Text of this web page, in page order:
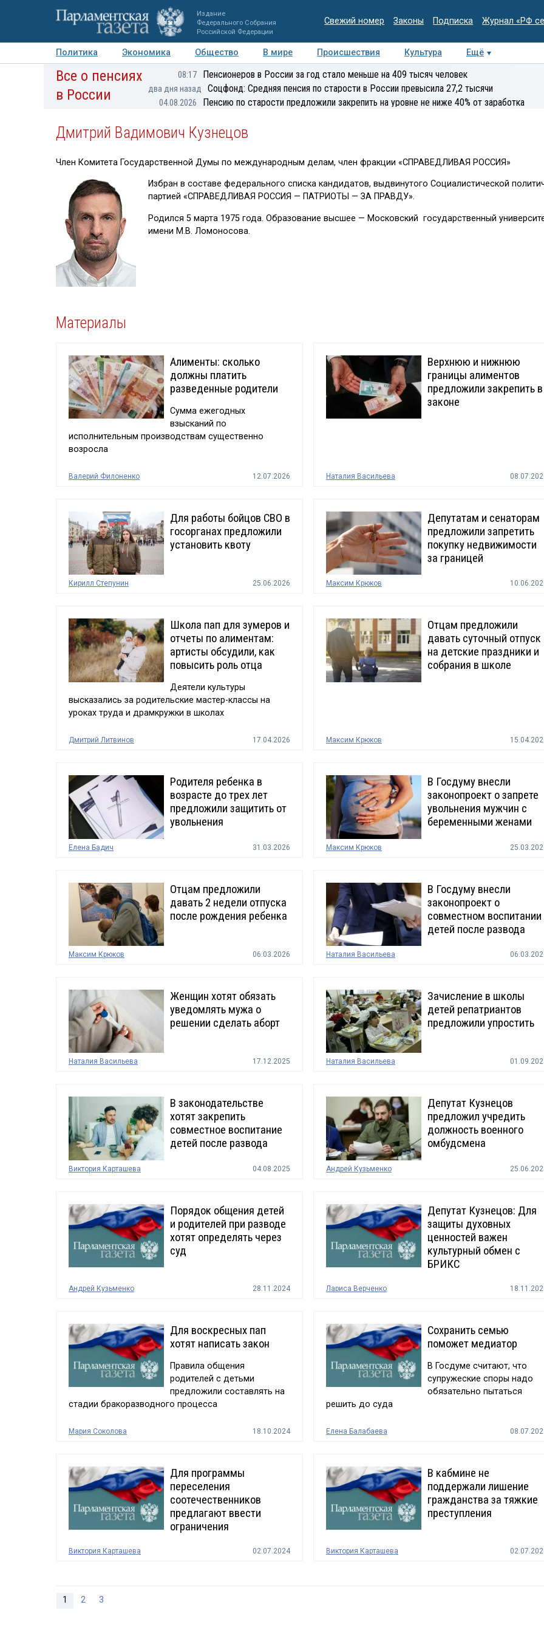
Издание
Федерального Собрания
Российской Федерации
Свежий номер Законы Подписка Журнал «РФ
Политика Экономика Общество В мире Происшествия Культура
Ещё
Авторы Персоны Мнения Регионы Медиацентр Интервью Колумнисты
Все о пенсиях
в России
08:17 Пенсионеров в России за год стало меньше на 409 тысяч человек
два дня назад Соцфонд: Средняя пенсия по старости в России превысила 27,2 тысячи
04.08.2026 Пенсию по старости предложили закрепить на уровне не ниже 40% от заработка
Дмитрий Вадимович Кузнецов
Член Комитета Государственной Думы по международным делам, член фракции «СПРАВЕДЛИВАЯ РОССИЯ»
Избран в составе федерального списка кандидатов, выдвинутого Социалистической
партией «СПРАВЕДЛИВАЯ РОССИЯ — ПАТРИОТЫ — ЗА ПРАВДУ».
Родился 5 марта 1975 года. Образование высшее — Московский государственный
имени М.В. Ломоносова.
Материалы
Алименты: сколько
должны платить
разведенные родители
Сумма ежегодных
взысканий по
исполнительным производствам существенно
возросла
Валерий Филоненко 12.07.2026
Верхнюю и нижнюю
границы алиментов
предложили закрепить в
законе
Наталия Васильева
Для работы бойцов СВО в
госорганах предложили
установить квоту
Кирилл Степунин 25.06.2026
Депутатам и сенаторам
предложили запретить
покупку недвижимости
за границей
Максим Крюков
Школа пап для зумеров и
отчеты по алиментам:
артисты обсудили, как
повысить роль отца
Деятели культуры
высказались за родительские мастер-классы на
уроках труда и драмкружки в школах
Дмитрий Литвинов 17.04.2026
Отцам предложили
давать суточный отпуск
на детские праздники и
собрания в школе
Максим Крюков
Родителя ребенка в
возрасте до трех лет
предложили защитить от
увольнения
Елена Бадич 31.03.2026
В Госдуму внесли
законопроект о запрете
увольнения мужчин с
беременными женами
Максим Крюков
Отцам предложили
давать 2 недели отпуска
после рождения ребенка
Максим Крюков 06.03.2026
В Госдуму внесли
законопроект о
совместном воспитании
детей после развода
Наталия Васильева
Женщин хотят обязать
уведомлять мужа о
решении сделать аборт
Наталия Васильева 17.12.2025
Зачисление в школы
детей репатриантов
предложили упростить
Наталия Васильева
В законодательстве
хотят закрепить
совместное воспитание
детей после развода
Виктория Карташева 04.08.2025
Депутат Кузнецов
предложил учредить
должность военного
омбудсмена
Андрей Кузьменко
Порядок общения детей
и родителей при разводе
хотят определять через
суд
Андрей Кузьменко 28.11.2024
Депутат Кузнецов: Для
защиты духовных
ценностей важен
культурный обмен с
БРИКС
Лариса Верченко
Для воскресных пап
хотят написать закон
Правила общения
родителей с детьми
предложили составлять на
стадии бракоразводного процесса
Мария Соколова 18.10.2024
Сохранить семью
поможет медиатор
В Госдуме считают, что
супружеские споры надо
обязательно пытаться
решить до суда
Елена Балабаева
Для программы
переселения
соотечественников
предлагают ввести
ограничения
Виктория Карташева 02.07.2024
В кабмине не
поддержали лишение
гражданства за тяжкие
преступления
Виктория Карташева
1 2 3